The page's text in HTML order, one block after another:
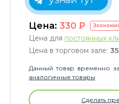
Цена: 330 P
Цена для постоянных
Цена в торговом зале:
Данный товар временно
аналогичные товары
Сделать